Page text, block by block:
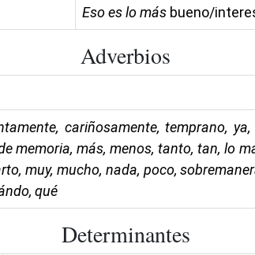
Eso es lo más bueno/
Adverbios
cariñosamente, temprano,
memoria, más, menos, tanto, tan, lo
muy, mucho, nada, poco,
qué
Determinantes